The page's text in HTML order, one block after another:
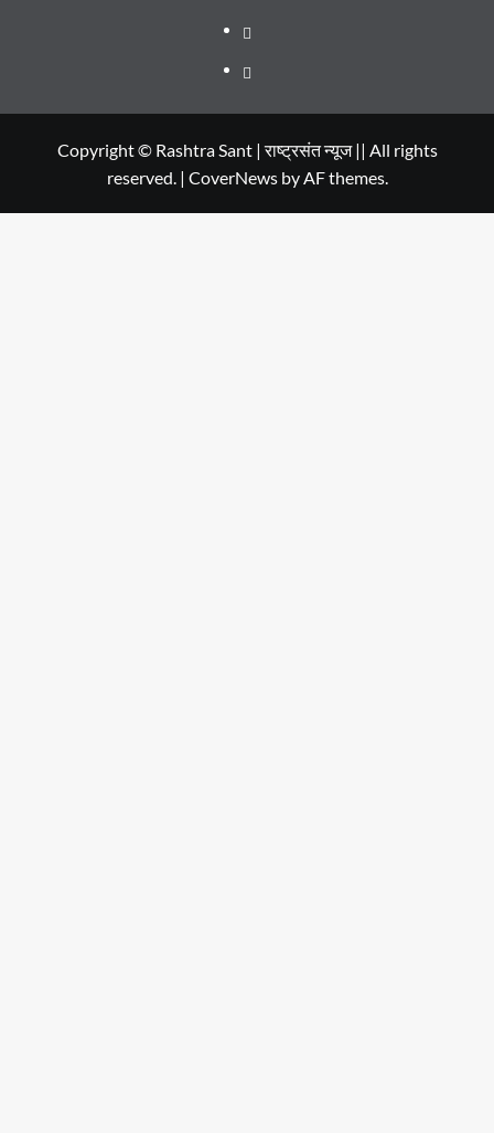
City
in
Dehradun
Places
to
in
Dehradun
सम्पर्क
Copyright © Rashtra Sant | राष्ट्रसंत न्यूज || All rights
reserved. | CoverNewsby AF themes.